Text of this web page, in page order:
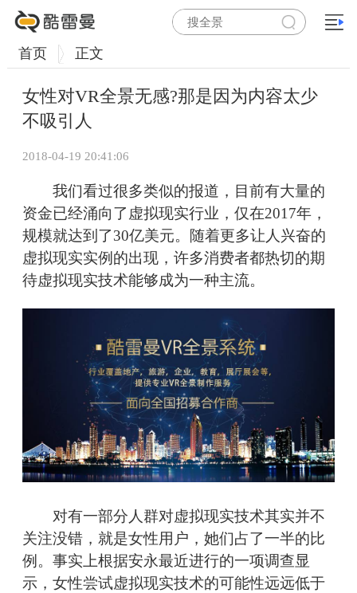
首页 正文
女性对VR全景无感?那是因为内容太少
不吸引人
2018-04-19 20:41:06
我们看过很多类似的报道，目前有大量的
资金已经涌向了虚拟现实行业，仅在2017年，
规模就达到了30亿美元。随着更多让人兴奋的
虚拟现实实例的出现，许多消费者都热切的期
待虚拟现实技术能够成为一种主流。
对有一部分人群对虚拟现实技术其实并不
关注没错，就是女性用户，她们占了一半的比
例。事实上根据安永最近进行的一项调查显
示，女性尝试虚拟现实技术的可能性远远低于